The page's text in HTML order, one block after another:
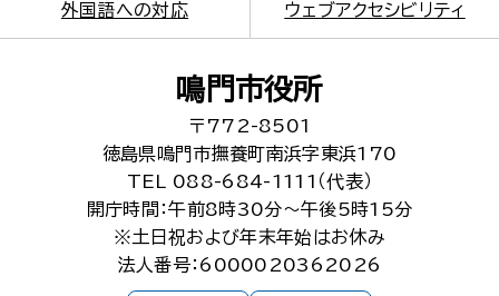
外国語への対応 ウェブアクセシビリティ
鳴門市役所
〒772-8501
徳島県鳴門市撫養町南浜字東浜170
TEL 088-684-1111（代表）
開庁時間：午前8時30分～午後5時15分
※土日祝および年末年始はお休み
法人番号：6000020362026